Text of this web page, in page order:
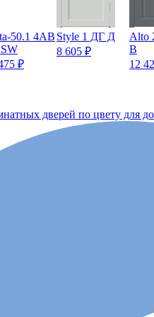
50.1 4AB
₽
Style 1 ДГ Д
8 605 ₽
Alto
В
12
дверей по цвету для